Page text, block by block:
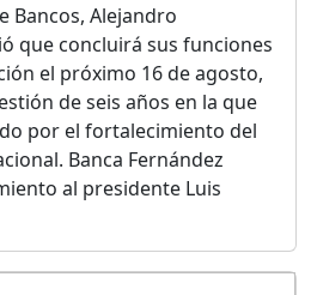
Bancos, Alejandro
que concluirá sus funciones
el próximo 16 de agosto,
de seis años en la que
por el fortalecimiento del
Banca Fernández
al presidente Luis